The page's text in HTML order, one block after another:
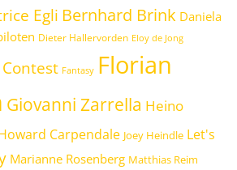
Egli Bernhard Brink Daniela
Dieter Hallervorden Eloy de Jong
Fantasy Florian
Giovanni Zarrella Heino
Carpendale Joey Heindle Let's
Marianne Rosenberg Matthias Reim